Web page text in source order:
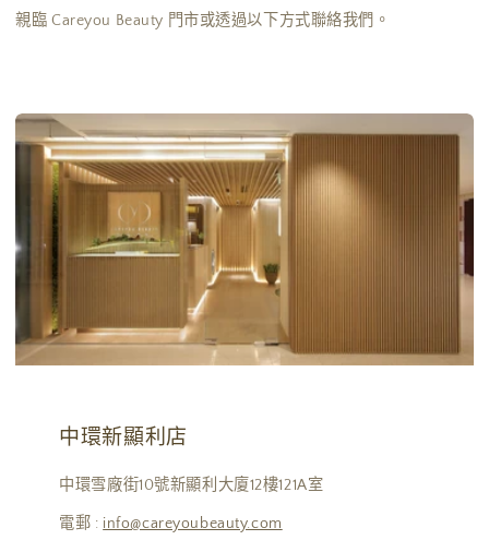
親臨 Careyou Beauty 門市或透過以下方式聯絡我們。
中環新顯利店
中環雪廠街10號新顯利大廈12樓121A室
電郵 : info@careyoubeauty.com